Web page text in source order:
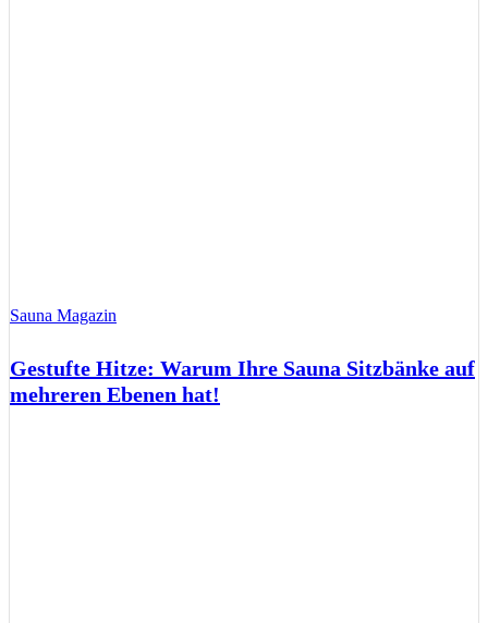
Sauna Magazin
Gestufte Hitze: Warum Ihre Sauna Sitzbänke auf
mehreren Ebenen hat!